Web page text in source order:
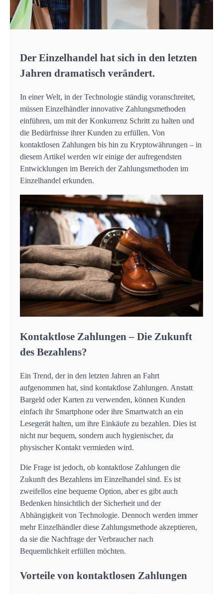
Der Einzelhandel hat sich in den letzten
Jahren dramatisch verändert.
In einer Welt, in der Technologie ständig voranschreitet,
müssen Einzelhändler innovative Zahlungsmethoden
einführen, um mit der Konkurrenz Schritt zu halten und
die Bedürfnisse ihrer Kunden zu erfüllen. Von
kontaktlosen Zahlungen bis hin zu Kryptowährungen – in
diesem Artikel werden wir einige der aufregendsten
Entwicklungen im Bereich der Zahlungsmethoden im
Einzelhandel erkunden.
Kontaktlose Zahlungen – Die Zukunft
des Bezahlens?
Ein Trend, der in den letzten Jahren an Fahrt
aufgenommen hat, sind kontaktlose Zahlungen. Anstatt
Bargeld oder Karten zu verwenden, können Kunden
einfach ihr Smartphone oder ihre Smartwatch an ein
Lesegerät halten, um ihre Einkäufe zu bezahlen. Dies ist
nicht nur bequem, sondern auch hygienischer, da
physischer Kontakt vermieden wird.
Die Frage ist jedoch, ob kontaktlose Zahlungen die
Zukunft des Bezahlens im Einzelhandel sind. Es ist
zweifellos eine bequeme Option, aber es gibt auch
Bedenken hinsichtlich der Sicherheit und der
Abhängigkeit von Technologie. Dennoch werden immer
mehr Einzelhändler diese Zahlungsmethode akzeptieren,
da sie die Nachfrage der Verbraucher nach
Bequemlichkeit erfüllen möchten.
Vorteile von kontaktlosen Zahlungen